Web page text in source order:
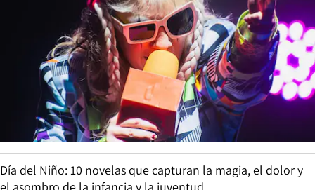
Día del Niño: 10 novelas que capturan la magia, el dolor y